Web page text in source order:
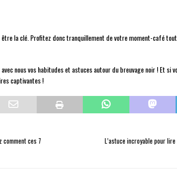
la clé. Profitez donc tranquillement de votre moment-café
nous vos habitudes et astuces autour du breuvage noir ! Et si
captivantes !
ces 7
L’astuce incroyable pour